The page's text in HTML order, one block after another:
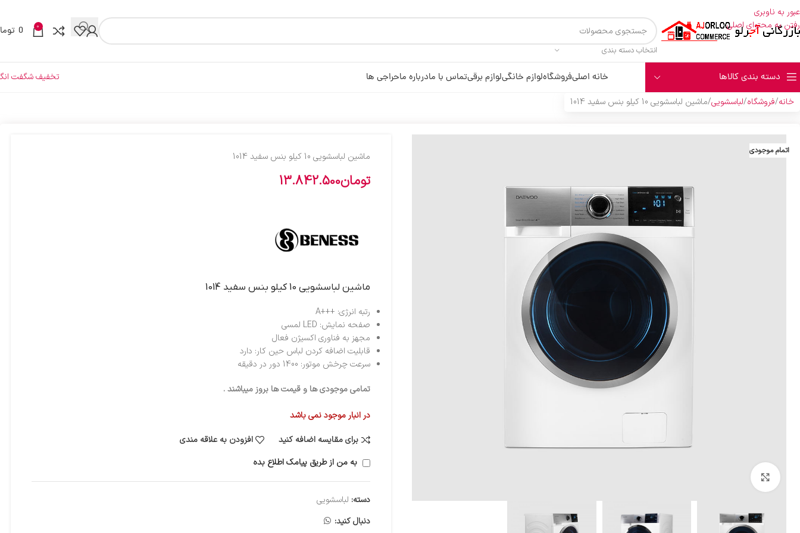
عبور به ناوبری
رفتن به محتوای اصلی
انتخاب دسته بندی
0
0
دسته بندی کالاها خانه اصلیفروشگاهلوازم خانگیلوازم برقیتماس با مادرباره ماحراجی ها
تخفیف شگفت
خانه فروشگاه لباسشویی ماشين لباسشويي 10 کيلو بنس سفيد 1014
اتمام موجودی ماشين لباسشويي 10 کيلو بنس سفيد 1014
تومان13.842.500
ماشين لباسشويي 10 کيلو بنس سفيد 1014
رتبه انرژی: +++A
صفحه نمایش: LED لمسی
مجهز به فناوری اکسیژن فعال
قابلیت اضافه کردن لباس حین کار: دارد
سرعت چرخش موتور: 1400 دور در دقیقه
تمامی موجودی ها و قیمت ها بروز میباشند .
در انبار موجود نمی باشد
برای مقایسه اضافه کنید
افزودن به علاقه مندی
به من از طریق پیامک اطلاع بده
دسته: لباسشویی
دنبال کنید: